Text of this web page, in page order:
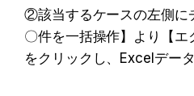
②該当するケースの左側に
〇件を一括操作】より【
をクリックし、Excelデー